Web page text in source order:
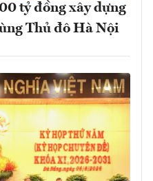
tỷ đồng xây dựng
Thủ đô Hà Nội